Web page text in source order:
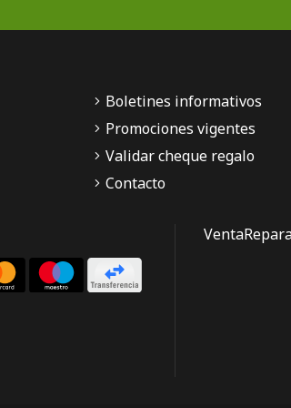
Boletines informativos
Promociones vigentes
Validar cheque regalo
Contacto
Venta